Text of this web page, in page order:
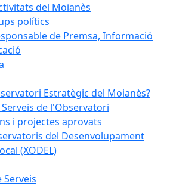
del Moianès
polítics
de Premsa, Informació
Estratègic del Moianès?
de l'Observatori
i projectes aprovats
del Desenvolupament
(XODEL)